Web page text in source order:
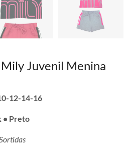
Juvenil Menina
12-14-16
• Preto